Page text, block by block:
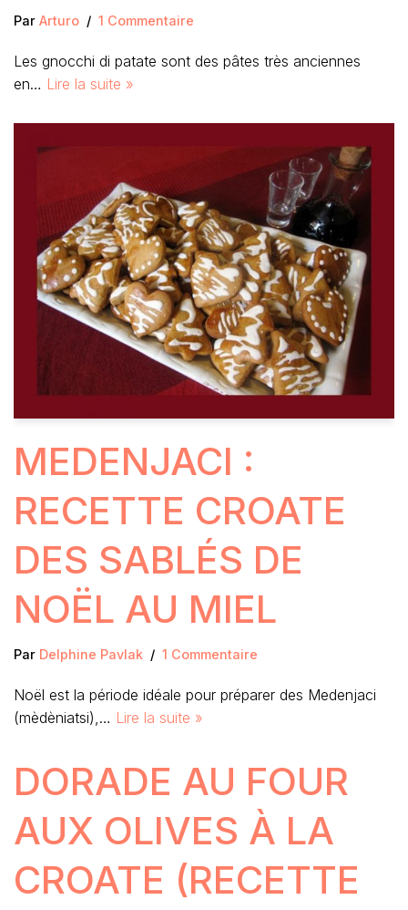
Par Arturo 1 Commentaire
Les gnocchi di patate sont des pâtes très anciennes
en… Lire la suite »
MEDENJACI :
RECETTE CROATE
DES SABLÉS DE
NOËL AU MIEL
Par Delphine Pavlak 1 Commentaire
Noël est la période idéale pour préparer des Medenjaci
(mèdèniatsi),… Lire la suite »
DORADE AU FOUR
AUX OLIVES À LA
CROATE (RECETTE